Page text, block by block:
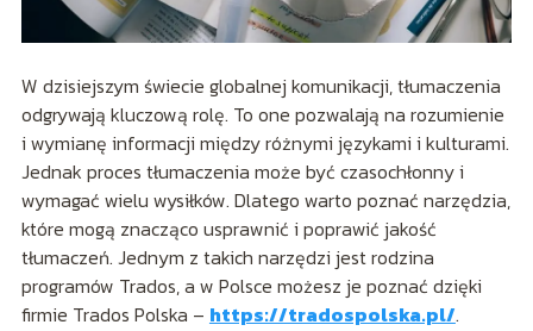
W dzisiejszym świecie globalnej komunikacji, tłumaczenia
odgrywają kluczową rolę. To one pozwalają na rozumienie
i wymianę informacji między różnymi językami i kulturami.
Jednak proces tłumaczenia może być czasochłonny i
wymagać wielu wysiłków. Dlatego warto poznać narzędzia,
które mogą znacząco usprawnić i poprawić jakość
tłumaczeń. Jednym z takich narzędzi jest rodzina
programów Trados, a w Polsce możesz je poznać dzięki
firmie Trados Polska – https://tradospolska.pl/.